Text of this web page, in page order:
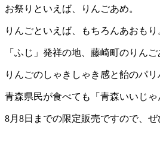
お祭りといえば、りんごあめ。
りんごといえば、もちろんあおもり
「ふじ」発祥の地、藤崎町のりん
りんごのしゃきしゃき感と飴のパ
青森県民が食べても「青森いいじ
8月8日までの限定販売ですので、